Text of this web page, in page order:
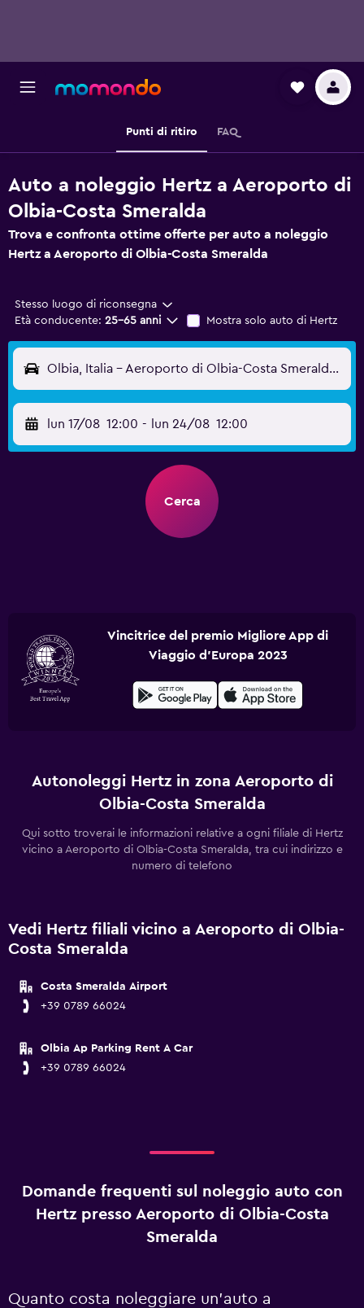
Punti di ritiro FAQ
Auto a noleggio Hertz a Aeroporto di
Olbia-Costa Smeralda
Trova e confronta ottime offerte per auto a noleggio
Hertz a Aeroporto di Olbia-Costa Smeralda
Stesso luogo di riconsegna
Età conducente: 25-65 anni Mostra solo auto di Hertz
Olbia, Italia - Aeroporto di Olbia-Costa Smeralda (OLB)
lun 17/08 12:00 - lun 24/08 12:00
Cerca
Vincitrice del premio Migliore App di
Viaggio d'Europa 2023
Autonoleggi Hertz in zona Aeroporto di
Olbia-Costa Smeralda
Qui sotto troverai le informazioni relative a ogni filiale di Hertz
vicino a Aeroporto di Olbia-Costa Smeralda, tra cui indirizzo e
numero di telefono
Vedi Hertz filiali vicino a Aeroporto di Olbia-
Costa Smeralda
Costa Smeralda Airport
+39 0789 66024
Olbia Ap Parking Rent A Car
+39 0789 66024
Domande frequenti sul noleggio auto con
Hertz presso Aeroporto di Olbia-Costa
Smeralda
Quanto costa noleggiare un'auto a